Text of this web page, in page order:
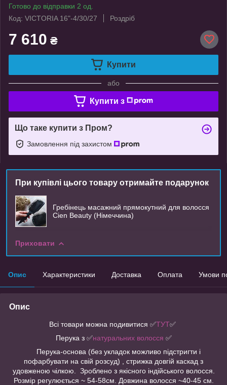
Готово до відправки 2 од.
Код: VICTORIA 16"-4/30/27
Роздріб
7 610 ₴
Купити
або
Купити з
Що таке купити з Пром?
Замовлення під захистом
При купівлі цього товару отримайте подарунок
Гребінець масажний прямокутний для волосся
Cien Beauty (Німеччина)
Приховати
Опис Характеристики Доставка Оплата Умови
Опис
Всі товари можна подивитися ✅ТУТ✅
Перука з ✅натуральних волосся ✅
Перука-основа (без укладок можливо підстригти і
пофарбувати на свій розсуд) , стрижка довгій каскад з
удовженою чілкою. Зроблено з якісного індійського волосся.
Розмір регулюється ~ 54-58см. Довжина волосся ~40-45 см.